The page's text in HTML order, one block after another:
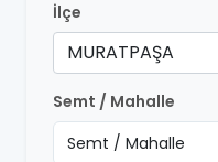
İlçe
MURATPAŞA
Semt / Mahalle